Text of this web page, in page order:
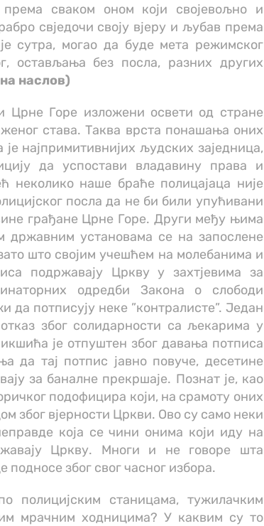
сваком оном који својевољно и
свједочи своју вјеру и љубав према
сутра, могао да буде мета режимског
остављања без посла, разних других
наслов)
Црне Горе изложени освети од стране
става. Таква врста понашања оних
је најпримитивнијих људских заједница,
да успостави владавину права и
неколико наше браће полицајаца није
посла да не би били упућивани
грађане Црне Горе. Други међу њима
државним установама се на запослене
што својим учешћем на молебанима и
подржавају Цркву у захтјевима за
одредби Закона о слободи
да потписују неке ”контралисте”. Један
због солидарности са љекарима у
је отпуштен због давања потписа
да тај потпис јавно повуче, десетине
за баналне прекршаје. Познат је, као
подофицира који, на срамоту оних
због вјерности Цркви. Ово су само неки
која се чини онима који иду на
Цркву. Многи и не говоре шта
због свог часног избора.
станицама, тужилачким
мрачним ходницима? У каквим су то